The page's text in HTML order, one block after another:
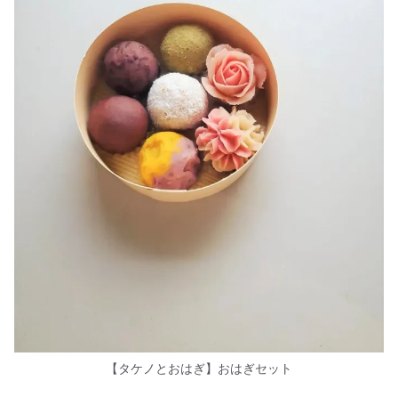
【タケノとおはぎ】おはぎセット